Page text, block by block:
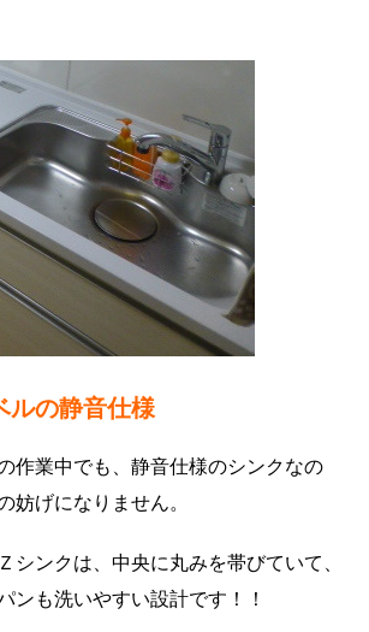
ルの静音仕様
作業中でも、静音仕様のシンクなの
妨げになりません。
シンクは、中央に丸みを帯びていて、
ンも洗いやすい設計です！！